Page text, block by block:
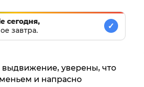
сегодня,
завтра.
✓
выдвижение, уверены, что
и напрасно